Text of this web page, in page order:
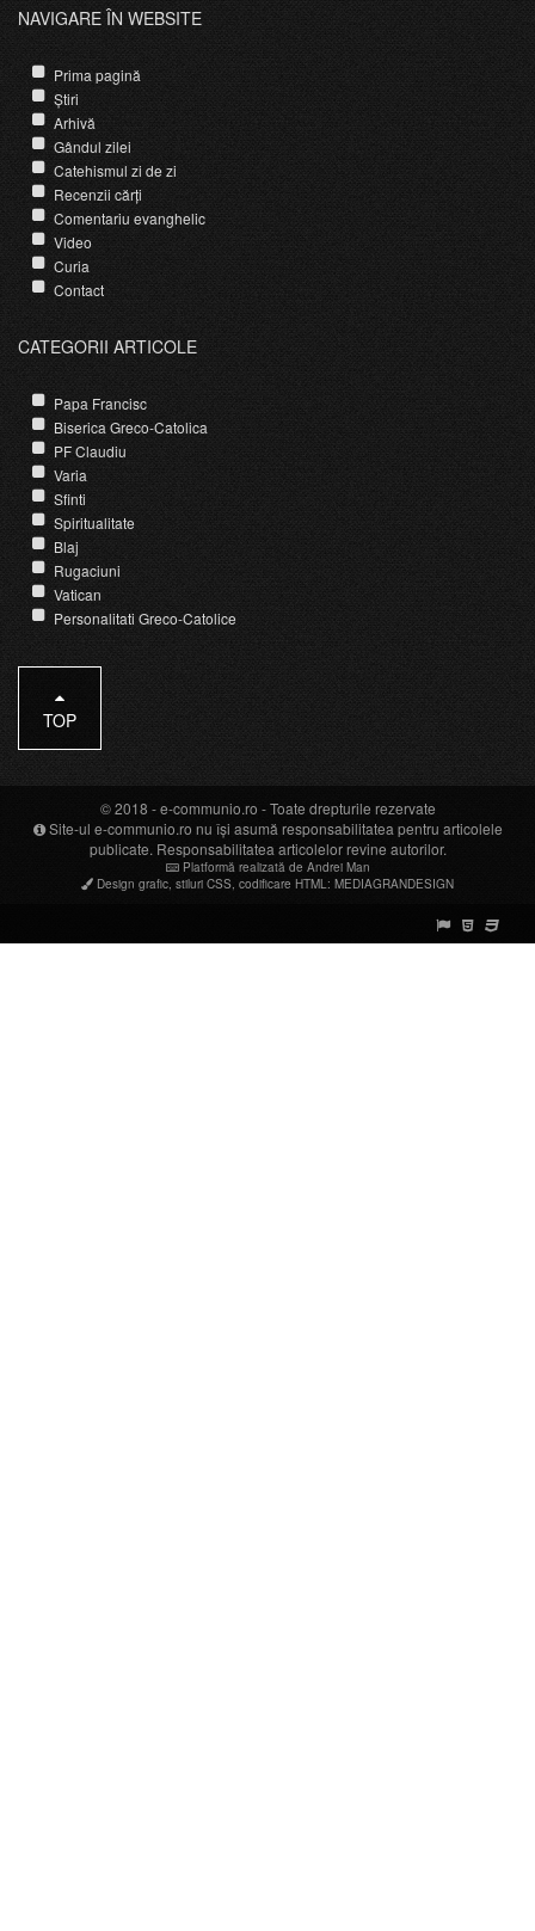
NAVIGARE ÎN WEBSITE
Prima pagină
Știri
Arhivă
Gândul zilei
Catehismul zi de zi
Recenzii cărți
Comentariu evanghelic
Video
Curia
Contact
CATEGORII ARTICOLE
Papa Francisc
Biserica Greco-Catolica
PF Claudiu
Varia
Sfinti
Spiritualitate
Blaj
Rugaciuni
Vatican
Personalitati Greco-Catolice
TOP
© 2018 -e-communio.ro - Toate drepturile rezervate
Site-ul e-communio.ro nu își asumă responsabilitatea pentru articolele
publicate. Responsabilitatea articolelor revine autorilor.
Platformă realizată de Andrei Man
Design grafic stiluri CSS codificare HTML : MEDIAGRANDESIGN